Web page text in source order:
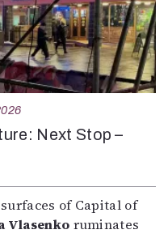
Next Stop –
of Capital of
Vlasenko ruminates